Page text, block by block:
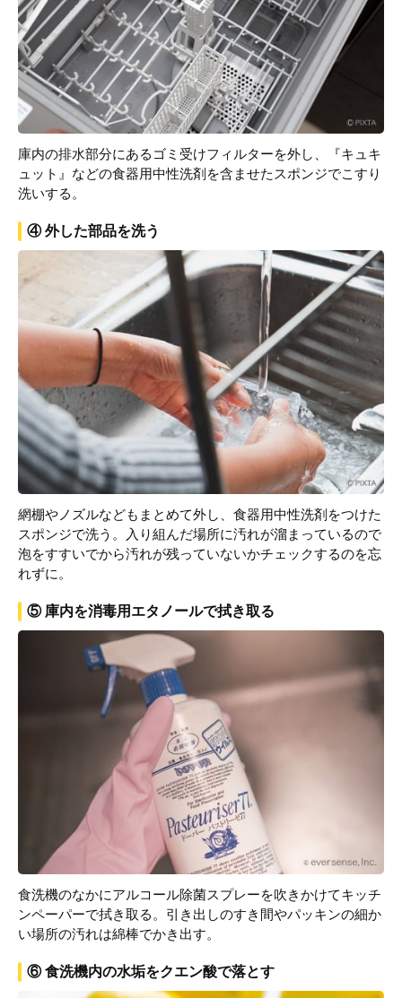
庫内の排水部分にあるゴミ受けフィルターを外し、『キュキ
ュット』などの食器用中性洗剤を含ませたスポンジでこすり
洗いする。
④ 外した部品を洗う
網棚やノズルなどもまとめて外し、食器用中性洗剤をつけた
スポンジで洗う。入り組んだ場所に汚れが溜まっているので
泡をすすいでから汚れが残っていないかチェックするのを忘
れずに。
⑤ 庫内を消毒用エタノールで拭き取る
食洗機のなかにアルコール除菌スプレーを吹きかけてキッチ
ンペーパーで拭き取る。引き出しのすき間やパッキンの細か
い場所の汚れは綿棒でかき出す。
⑥ 食洗機内の水垢をクエン酸で落とす